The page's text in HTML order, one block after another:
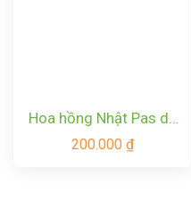
Hoa hồng Nhật Pas de
deux Rose
200.000 ₫